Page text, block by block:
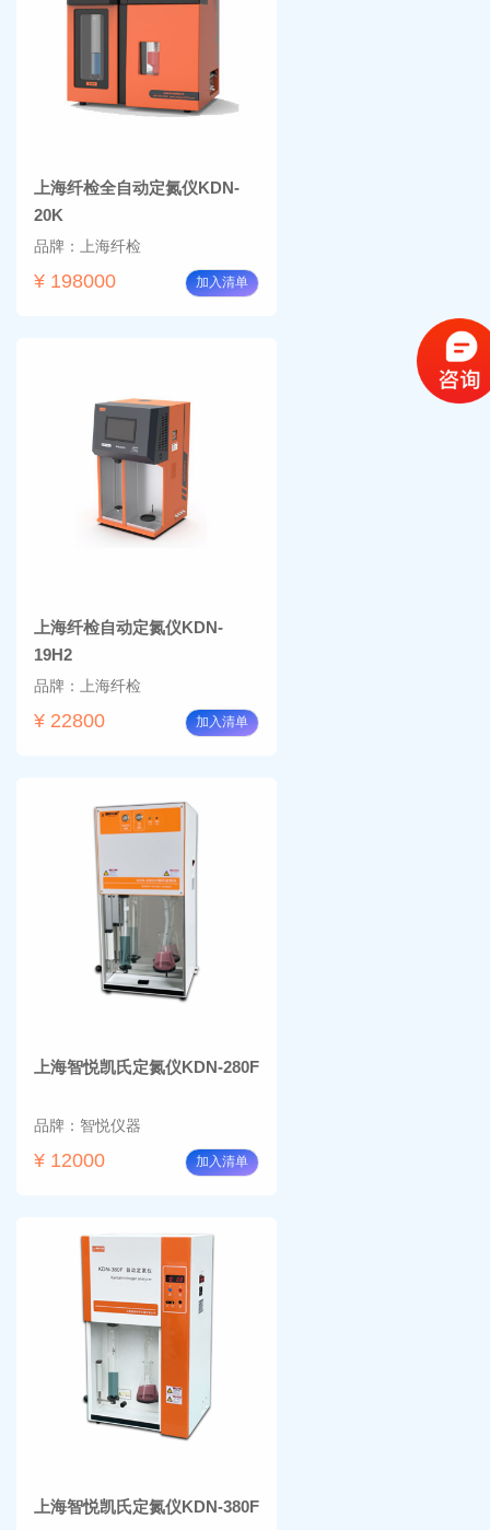
上海纤检全自动定氮仪KDN-
20K
品牌：上海纤检
¥ 198000 加入清单
上海纤检自动定氮仪KDN-
19H2
品牌：上海纤检
¥ 22800 加入清单
上海智悦凯氏定氮仪KDN-280F
品牌：智悦仪器
¥ 12000 加入清单
上海智悦凯氏定氮仪KDN-380F